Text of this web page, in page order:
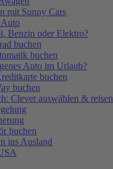
mit Sunny Cars
Auto
Benzin oder Elektro?
buchen
buchen
Auto im Urlaub?
buchen
buchen
Clever auswählen & reisen
buchen
ins Ausland